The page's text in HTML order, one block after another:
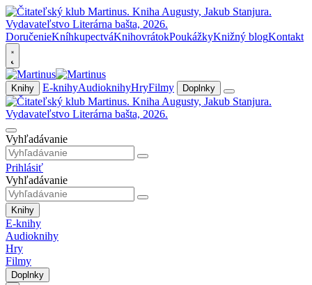
DoručenieKníhkupectváKnihovrátokPoukážkyKnižný blogKontakt
Knihy E-knihyAudioknihyHryFilmy Doplnky
Vyhľadávanie
Prihlásiť
Vyhľadávanie
Knihy
E-knihy
Audioknihy
Hry
Filmy
Doplnky